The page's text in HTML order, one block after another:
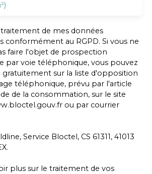
de mes données
conformément au RGPD. Si vous ne
faire l'objet de prospection
par voie téléphonique, vous pouvez
gratuitement sur la liste d'opposition
téléphonique, prévu par l'article
de la consommation, sur le site
ou par courrier
Service Bloctel, CS 61311, 41013
plus sur le traitement de vos